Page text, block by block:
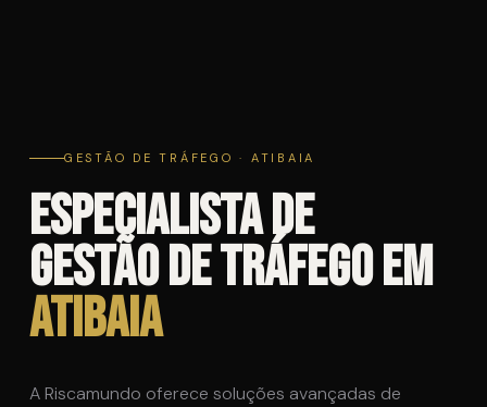
GESTÃO DE TRÁFEGO · ATIBAIA
Especialista de
Gestão de Tráfego em
Atibaia
A Riscamundo oferece soluções avançadas de